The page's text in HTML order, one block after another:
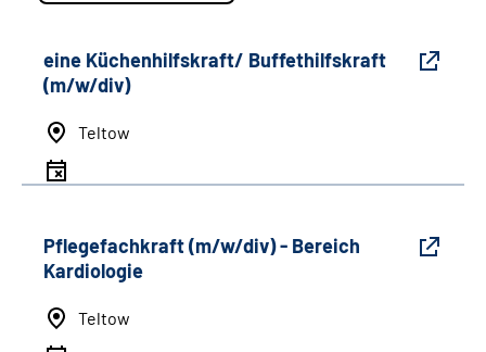
eine Küchenhilfskraft/ Buffethilfskraft
(m/w/div)
Teltow
Pflegefachkraft (m/w/div) - Bereich
Kardiologie
Teltow